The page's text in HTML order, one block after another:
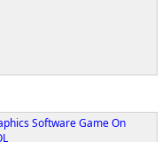
Software Game On